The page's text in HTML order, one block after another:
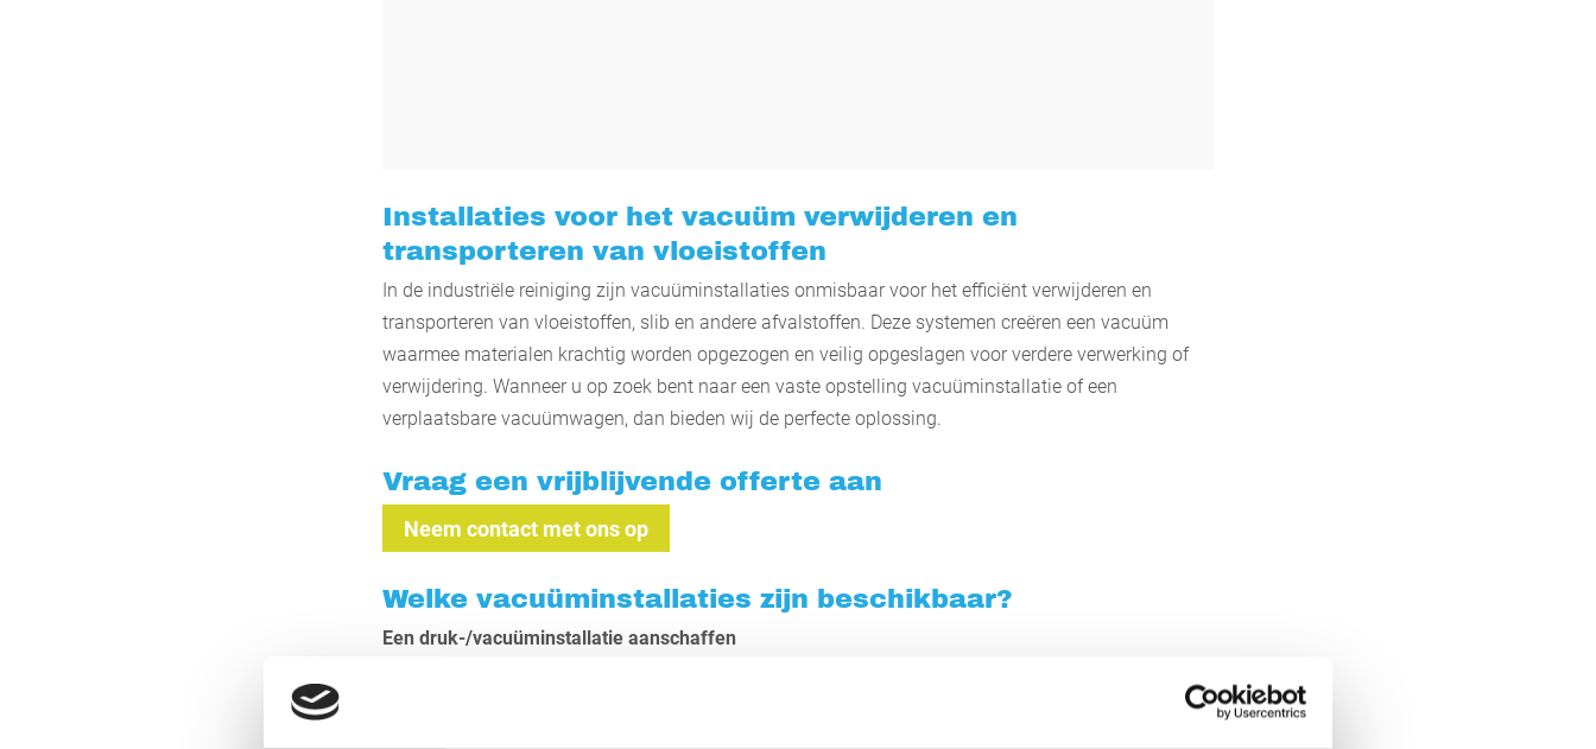
Installaties voor het vacuüm verwijderen en
transporteren van vloeistoffen
In de industriële reiniging zijn vacuüminstallaties onmisbaar voor het efficiënt verwijderen en
transporteren van vloeistoffen, slib en andere afvalstoffen. Deze systemen creëren een vacuüm
waarmee materialen krachtig worden opgezogen en veilig opgeslagen voor verdere verwerking of
verwijdering. Wanneer u op zoek bent naar een vaste opstelling vacuüminstallatie of een
verplaatsbare vacuümwagen, dan bieden wij de perfecte oplossing.
Vraag een vrijblijvende offerte aan
Neem contact met ons op
Welke vacuüminstallaties zijn beschikbaar?
Een druk-/vacuüminstallatie aanschaffen
Deze mobiele vacuümwagens zijn ideaal voor het transport van gevaarlijke stoffen met een ADR-